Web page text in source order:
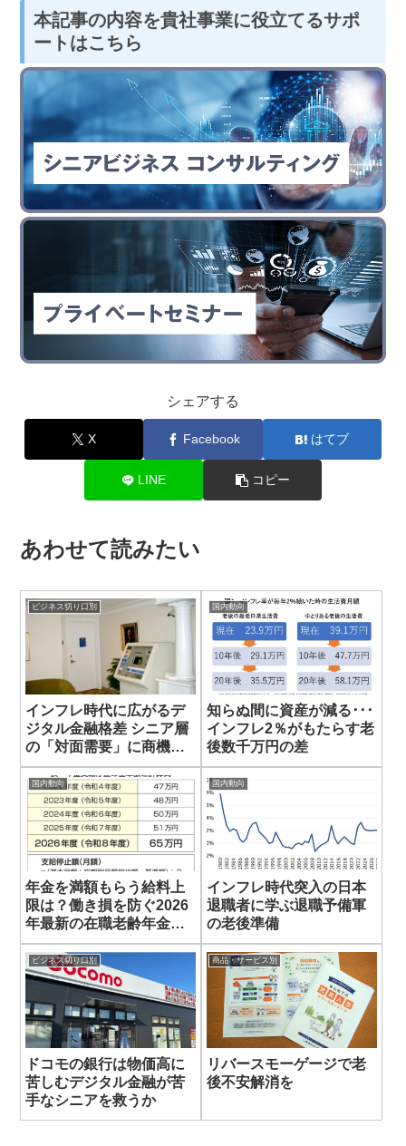
本記事の内容を貴社事業に役立てるサポ
ートはこちら
シェアする
X Facebook はてブ
LINE コピー
あわせて読みたい
ビジネス切り口別
インフレ時代に広がるデ
ジタル金融格差 シニア層
の「対面需要」に商機を
見出せ
国内動向
知らぬ間に資産が減る･･･
インフレ2％がもたらす老
後数千万円の差
国内動向
年金を満額もらう給料上
限は？働き損を防ぐ2026
年最新の在職老齢年金対
策
国内動向
インフレ時代突入の日本
退職者に学ぶ退職予備軍
の老後準備
ビジネス切り口別
ドコモの銀行は物価高に
苦しむデジタル金融が苦
手なシニアを救うか
商品・サービス別
リバースモーゲージで老
後不安解消を